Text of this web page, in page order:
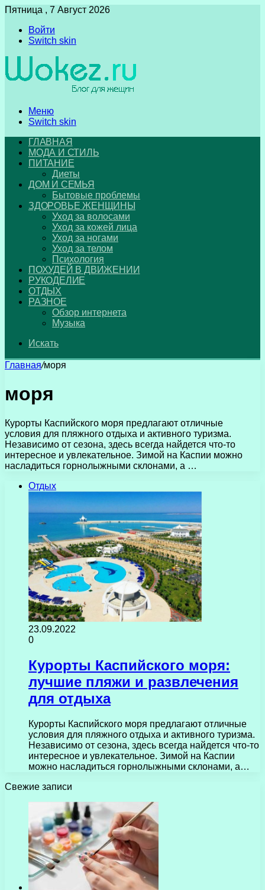
Пятница , 7 Август 2026
Войти
Switch skin
Меню
Switch skin
ГЛАВНАЯ
МОДА И СТИЛЬ
ПИТАНИЕ
Диеты
ДОМ И СЕМЬЯ
Бытовые проблемы
ЗДОРОВЬЕ ЖЕНЩИНЫ
Уход за волосами
Уход за кожей лица
Уход за ногами
Уход за телом
Психология
ПОХУДЕЙ В ДВИЖЕНИИ
РУКОДЕЛИЕ
ОТДЫХ
РАЗНОЕ
Обзор интернета
Музыка
Искать
Главная/моря
моря
Курорты Каспийского моря предлагают отличные
условия для пляжного отдыха и активного туризма.
Независимо от сезона, здесь всегда найдется что-то
интересное и увлекательное. Зимой на Каспии можно
насладиться горнолыжными склонами, а …
Отдых
23.09.2022
0
Курорты Каспийского моря:
лучшие пляжи и развлечения
для отдыха
Курорты Каспийского моря предлагают отличные
условия для пляжного отдыха и активного туризма.
Независимо от сезона, здесь всегда найдется что-то
интересное и увлекательное. Зимой на Каспии
можно насладиться горнолыжными склонами, а…
Свежие записи